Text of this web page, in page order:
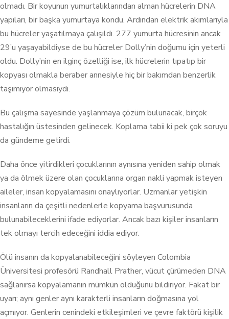
olmadı. Bir koyunun yumurtalıklarından alman hücrelerin DNA
yapıları, bir başka yumurtaya kondu. Ardından elektrik akımlarıyla
bu hücreler yaşatılmaya çalışıldı. 277 yumurta hücresinin ancak
29’u yaşayabildiyse de bu hücreler Dolly’nin doğumu için yeterli
oldu. Dolly’nin en ilginç özelliği ise, ilk hücrelerin tıpatıp bir
kopyası olmakla beraber annesiyle hiç bir bakımdan benzerlik
taşımıyor olmasıydı.
Bu çalışma sayesinde yaşlanmaya çözüm bulunacak, birçok
hastalığın üstesinden gelinecek. Koplama tabii ki pek çok soruyu
da gündeme getirdi.
Daha önce yitirdikleri çocuklarının aynısına yeniden sahip olmak
ya da ölmek üzere olan çocuklarına organ nakli yapmak isteyen
aileler, insan kopyalamasını onaylıyorlar. Uzmanlar yetişkin
insanların da çeşitli nedenlerle kopyama başvurusunda
bulunabileceklerini ifade ediyorlar. Ancak bazı kişiler insanların
tek olmayı tercih edeceğini iddia ediyor.
Ölü insanın da kopyalanabileceğini söyleyen Colombia
Üniversitesi profesörü Randhall Prather, vücut çürümeden DNA
sağlanırsa kopyalamanın mümkün olduğunu bildiriyor. Fakat bir
uyarı; aynı genler aynı karakterli insanların doğmasına yol
açmıyor. Genlerin cenindeki etkileşimleri ve çevre faktörü kişilik